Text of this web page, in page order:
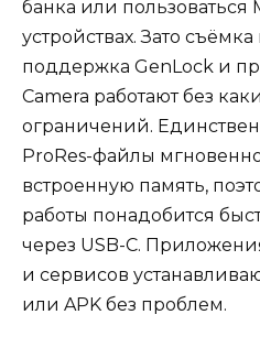
банка или пользоваться
устройствах. Зато съёмка
поддержка GenLock и
Camera работают без
ограничений.
ProRes-файлы
встроенную память,
работы понадобится
через USB-C.
и сервисов
или APK без проблем.